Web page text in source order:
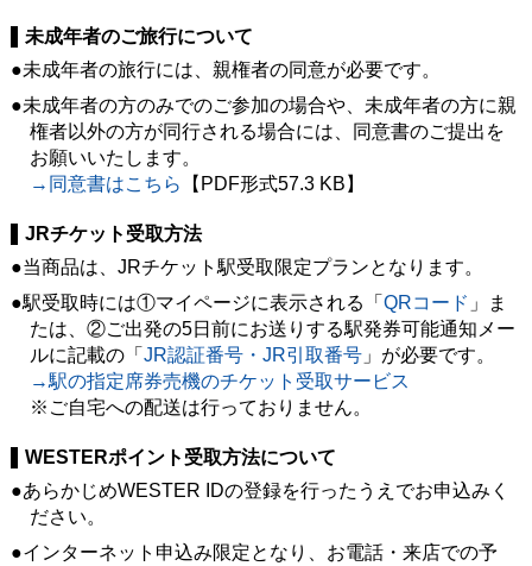
未成年者のご旅行について
未成年者の旅行には、親権者の同意が必要です。
未成年者の方のみでのご参加の場合や、未成年者の方に親
権者以外の方が同行される場合には、同意書のご提出を
お願いいたします。
→同意書はこちら
【PDF形式57.3 KB】
JRチケット受取方法
当商品は、JRチケット駅受取限定プランとなります。
駅受取時には①マイページに表示される「 QRコード 」ま
たは、②ご出発の5日前にお送りする駅発券可能通知メー
ルに記載の「 JR認証番号・JR引取番号」が必要です。
→駅の指定席券売機のチケット受取サービス
※ご自宅への配送は行っておりません。
WESTERポイント受取方法について
あらかじめWESTER IDの登録を行ったうえでお申込みく
ださい。
インターネット申込み限定となり、お電話・来店での予